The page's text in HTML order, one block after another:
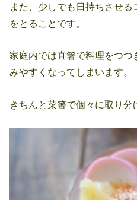
また、少しでも日持ちさせ
をとることです。
家庭内では直箸で料理をつ
みやすくなってしまいます。
きちんと菜箸で個々に取り分